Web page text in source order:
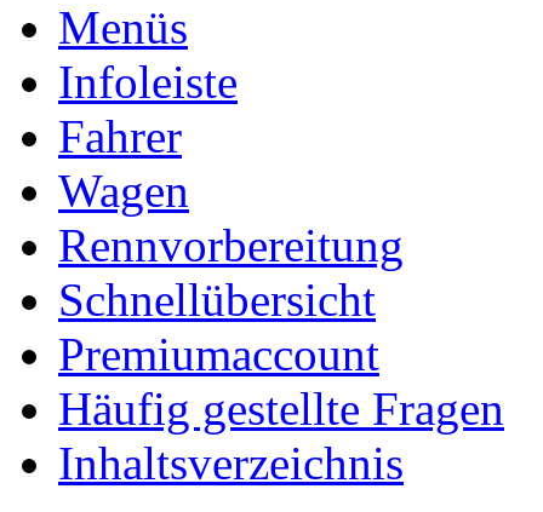
Menüs
Infoleiste
Fahrer
Wagen
Rennvorbereitung
Schnellübersicht
Premiumaccount
Häufig gestellte Fragen
Inhaltsverzeichnis